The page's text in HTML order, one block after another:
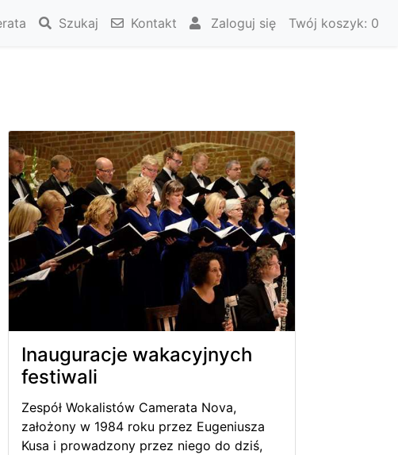
Szukaj Kontakt Zaloguj się Twój koszyk: 0
Inauguracje wakacyjnych
festiwali
Zespół Wokalistów Camerata Nova,
założony w 1984 roku przez Eugeniusza
Kusa i prowadzony przez niego do dziś,